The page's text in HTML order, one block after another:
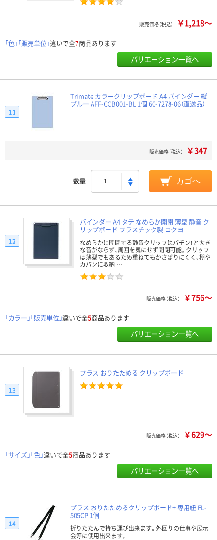
販売価格（税込） ￥1,218～
「色」「販売単位」違いで全7商品あります
バリエーション一覧へ
Trimate カラークリップボード A4 バインダー 縦
ブルー AFF-CCB001-BL 1個 60-7278-06（直送品）
11
販売価格（税込） ￥347
数量 カゴへ
バインダー A4 タテ なめらか開閉 薄型 静音 ク
リップボード プラスチック製 コクヨ
なめらかに開閉する静音クリップはバチン！と大き
な音がならず、周囲を気にせず開閉可能。クリップ
は薄型でもあるため重ねてもかさばりにくく、棚や
カバンに収納 …
12
販売価格（税込） ￥756～
「カラー」「販売単位」違いで全5商品あります
バリエーション一覧へ
プラス おりたためる クリップボード
13
販売価格（税込） ￥629～
「サイズ」「色」違いで全5商品あります
バリエーション一覧へ
プラス おりたためるクリップボード+ 専用紐 FL-
505CP 1個
折りたたんで持ち運び出来ます。外回りの仕事や展示
会等に使用出来ます。
14